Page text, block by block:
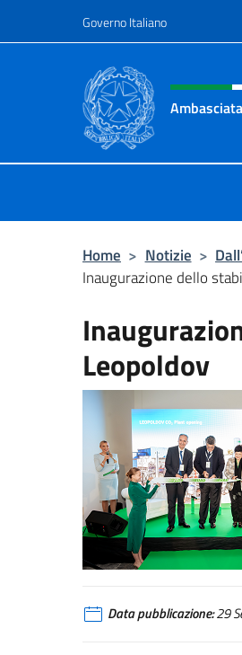
Governo Italiano
Intestazione
Home > Notizie >
Inaugurazione dello
Leopoldov
Data pubblicazione:29